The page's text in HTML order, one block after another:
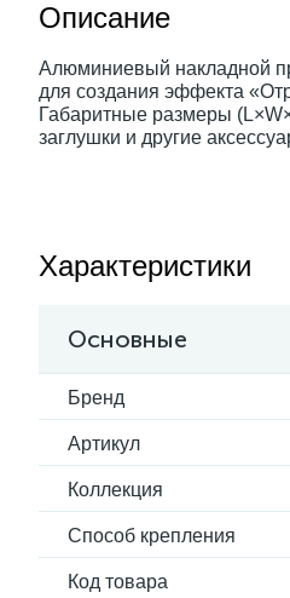
Описание
Алюминиевый накладной
для создания эффекта
Габаритные размеры
заглушки и другие
Характеристики
Основные
Бренд
Артикул
Коллекция
Способ крепления
Код товара